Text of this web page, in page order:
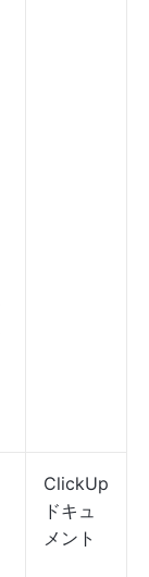
ClickUp
ドキュ
メント